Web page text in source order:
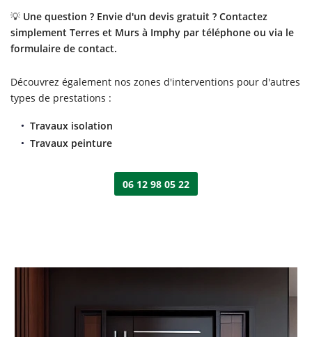
💡 Une question ? Envie d'un devis gratuit ? Contactez
simplement Terres et Murs à Imphy par téléphone ou via le
formulaire de contact.
Découvrez également nos zones d'interventions pour d'autres
types de prestations :
Travaux isolation
Travaux peinture
06 12 98 05 22